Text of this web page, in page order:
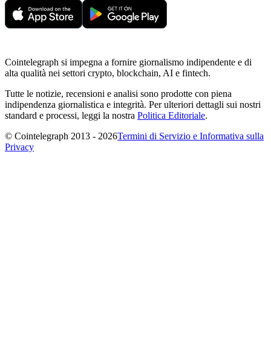
Cointelegraph si impegna a fornire giornalismo indipendente e di
alta qualità nei settori crypto, blockchain, AI e fintech.
Tutte le notizie, recensioni e analisi sono prodotte con piena
indipendenza giornalistica e integrità. Per ulteriori dettagli sui nostri
standard e processi, leggi la nostra Politica Editoriale.
© Cointelegraph 2013 - 2026Termini di Servizio e Informativa sulla
Privacy